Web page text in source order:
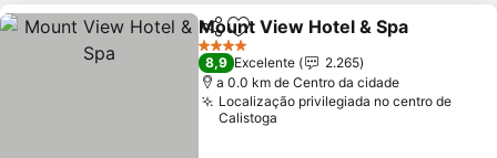
PartilharAdicionar aos favoritos
Mount View Hotel & Spa
4 Estrelas
8,9 Excelente
2.265
a 0.0 km de Centro da cidade
Localização privilegiada no centro de
Calistoga